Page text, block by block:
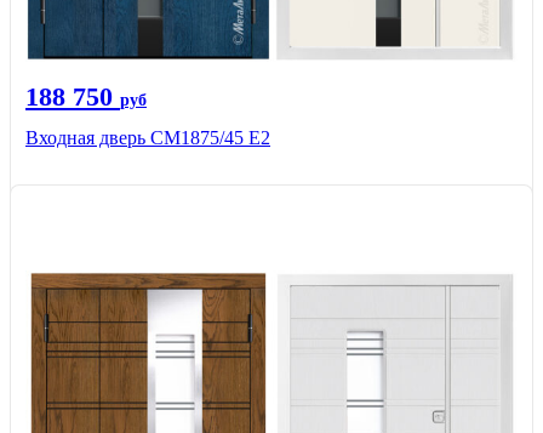
188 750 руб
Входная дверь СМ1875/45 Е2